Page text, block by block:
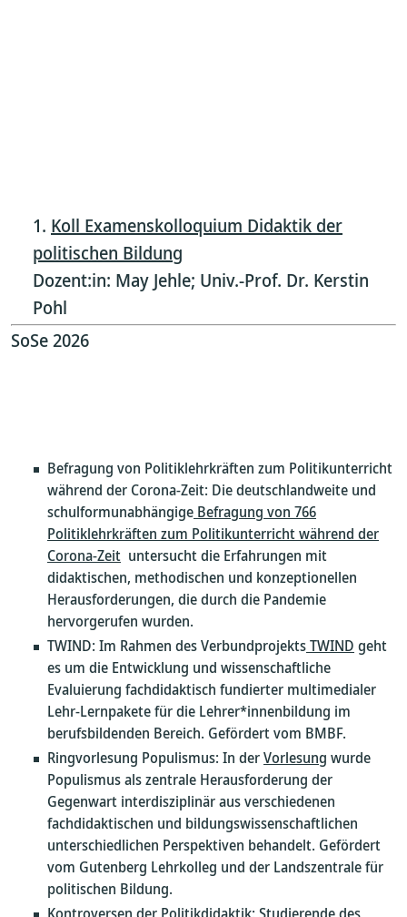
Koll Examenskolloquium Didaktik der
politischen Bildung
Dozent:in: May Jehle; Univ.-Prof. Dr. Kerstin
Pohl
SoSe 2026
Befragung von Politiklehrkräften zum Politikunterricht
während der Corona-Zeit: Die deutschlandweite und
schulformunabhängige Befragung von 766
Politiklehrkräften zum Politikunterricht während der
Corona-Zeit untersucht die Erfahrungen mit
didaktischen, methodischen und konzeptionellen
Herausforderungen, die durch die Pandemie
hervorgerufen wurden.
TWIND: Im Rahmen des VerbundprojektsTWIND geht
es um die Entwicklung und wissenschaftliche
Evaluierung fachdidaktisch fundierter multimedialer
Lehr-Lernpakete für die Lehrer*innenbildung im
berufsbildenden Bereich. Gefördert vom BMBF.
Ringvorlesung Populismus: In derVorlesung wurde
Populismus als zentrale Herausforderung der
Gegenwart interdisziplinär aus verschiedenen
fachdidaktischen und bildungswissenschaftlichen
unterschiedlichen Perspektiven behandelt. Gefördert
vom Gutenberg Lehrkolleg und der Landszentrale für
politischen Bildung.